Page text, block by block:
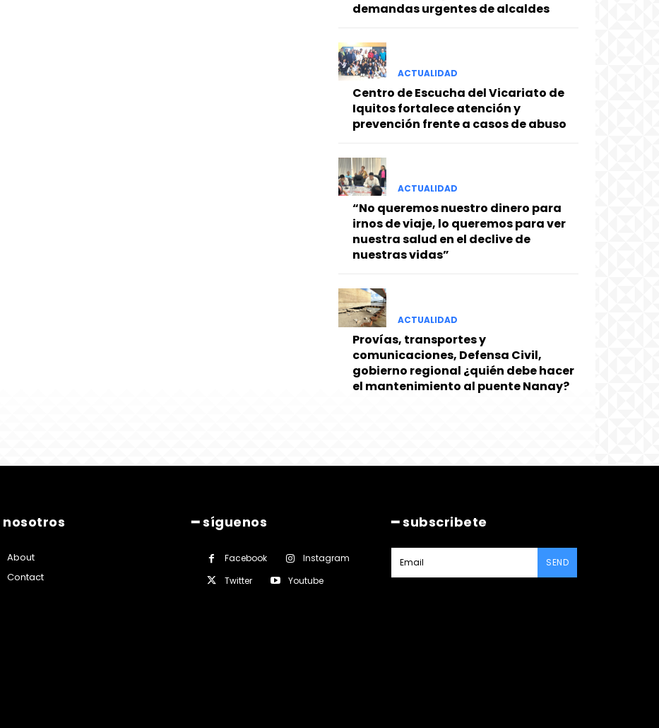
demandas urgentes de alcaldes
ACTUALIDAD
Centro de Escucha del Vicariato de
Iquitos fortalece atención y
prevención frente a casos de abuso
ACTUALIDAD
“No queremos nuestro dinero para
irnos de viaje, lo queremos para ver
nuestra salud en el declive de
nuestras vidas”
ACTUALIDAD
Provías, transportes y
comunicaciones, Defensa Civil,
gobierno regional ¿quién debe hacer
el mantenimiento al puente Nanay?
nosotros
About
Contact
━ síguenos
Facebook
Instagram
Twitter
Youtube
━ subscribete
SEND